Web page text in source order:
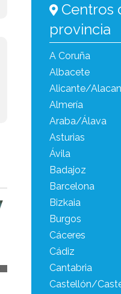
Centros
provincia
A Coruña
Albacete
Alicante/
Almería
Araba/Álava
Asturias
Ávila
Badajoz
Barcelona
Bizkaia
Burgos
Cáceres
Cádiz
Cantabria
Castellón/